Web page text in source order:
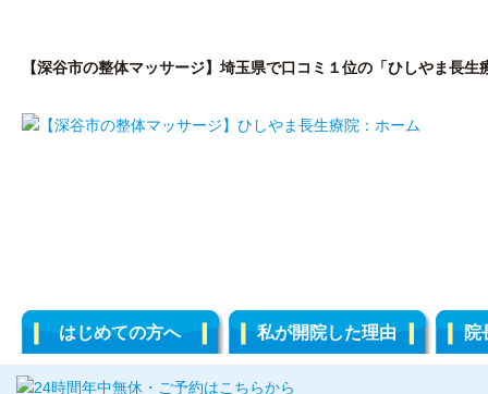
【深谷市の整体マッサージ】埼玉県で口コミ１位の「ひしやま長生
はじめての方へ 私が開院した理由 院